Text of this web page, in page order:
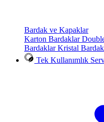
Bardak ve Kapaklar
Karton Bardaklar
BardaklarKristal
Tek Kullanımlık